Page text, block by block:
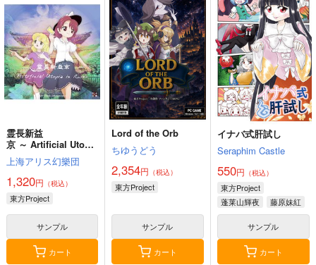
霊長新益
京 ～ Artificial Utopia
in Ruins.
上海アリス幻樂団
1,320円 （税込）
東方Project
サンプル
カート
Lord of the Orb
ちゆうどう
2,354円 （税込）
東方Project
サンプル
カート
イナバ式肝試し
Seraphim Castle
550円 （税込）
東方Project
蓬莱山輝夜
藤原妹紅
サンプル
カート